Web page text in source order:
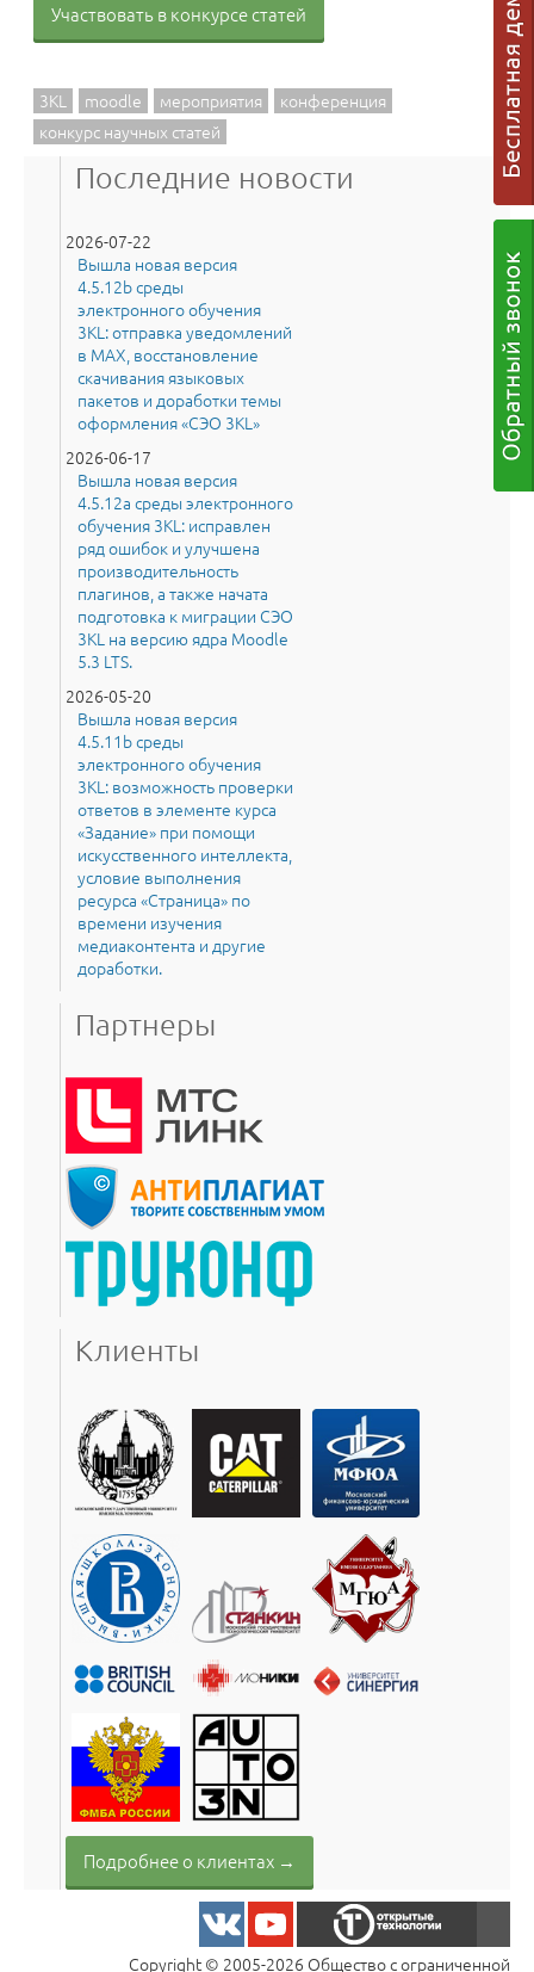
Участвовать в конкурсе статей
3KL moodle мероприятия
конференция
конкурс научных статей
Последние новости
2026-07-22
Вышла новая версия
4.5.12b среды
электронного обучения
3KL: отправка уведомлений
в MAX, восстановление
скачивания языковых
пакетов и доработки темы
оформления «СЭО 3KL»
2026-06-17
Вышла новая версия
4.5.12a среды электронного
обучения 3KL: исправлен
ряд ошибок и улучшена
производительность
плагинов, а также начата
подготовка к миграции СЭО
3KL на версию ядра Moodle
5.3 LTS.
2026-05-20
Вышла новая версия
4.5.11b среды
электронного обучения
3KL: возможность проверки
ответов в элементе курса
«Задание» при помощи
искусственного интеллекта,
условие выполнения
ресурса «Страница» по
времени изучения
медиаконтента и другие
доработки.
Партнеры
Клиенты
Подробнее о клиентах →
Copyright © 2005-2026 Общество с ограниченной